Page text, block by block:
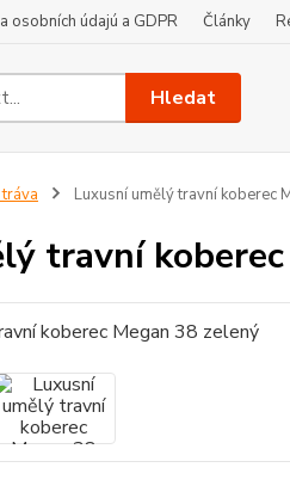
osobních údajú a GDPR Články
Hledat
Luxusní umělý travní koberec
travní